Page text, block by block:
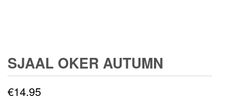
SJAAL OKER AUTUMN
€14.95